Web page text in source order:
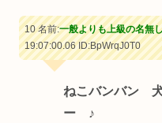
10 名前:一般よりも上級の名無
19:07:00.06ID:BpWrqJ0T0
ねこバンバン
ー ♪